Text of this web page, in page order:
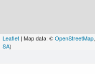
Leaflet | Map data: ©OpenStreetMap,
SA)